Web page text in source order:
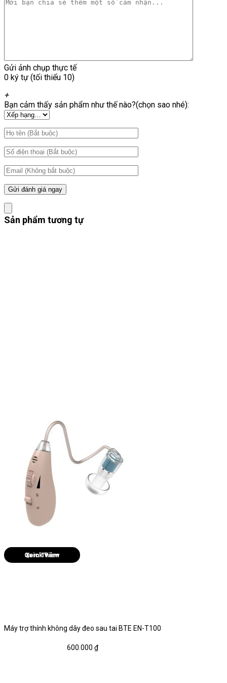
Gửi ảnh chụp thực tế
0 ký tự (tối thiểu 10)
+
Bạn cảm thấy sản phẩm như thế nào?(chọn sao nhé):
Sản phẩm tương tự
Quick View
Máy trợ thính không dây đeo sau tai BTE EN-T100
600.000 ₫